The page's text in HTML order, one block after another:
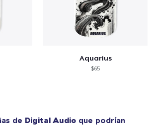
Aquarius
$65
de Digital Audioque podrían